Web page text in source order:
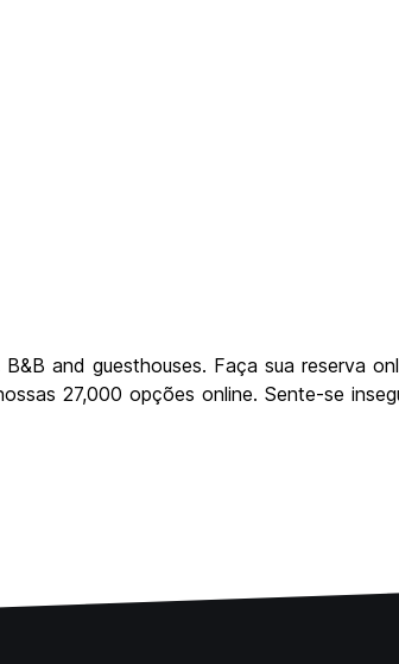
and guesthouses. Faça sua reserva
27,000 opções online. Sente-se